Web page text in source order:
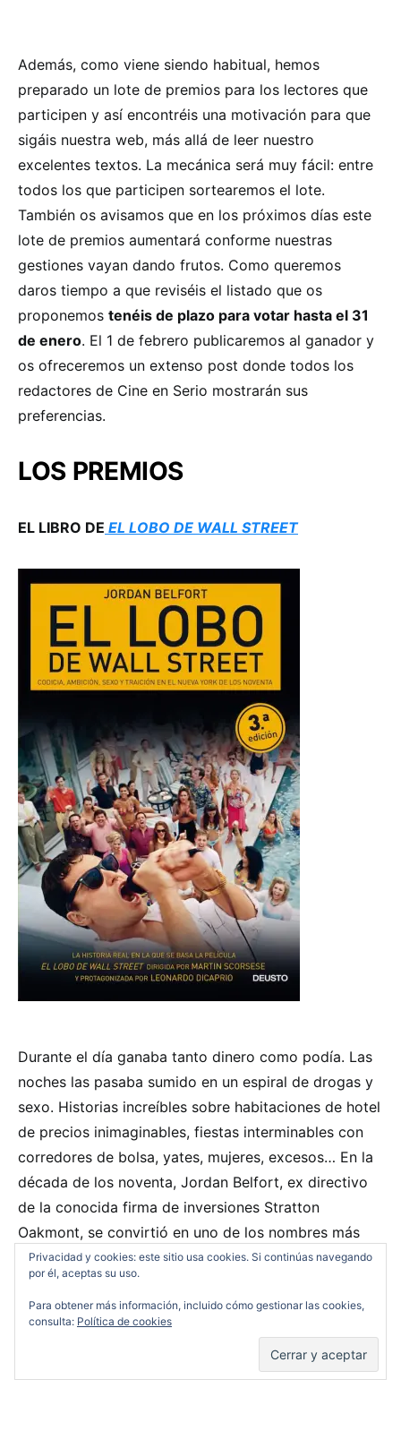
Además, como viene siendo habitual, hemos
preparado un lote de premios para los lectores que
participen y así encontréis una motivación para que
sigáis nuestra web, más allá de leer nuestro
excelentes textos. La mecánica será muy fácil: entre
todos los que participen sortearemos el lote.
También os avisamos que en los próximos días este
lote de premios aumentará conforme nuestras
gestiones vayan dando frutos. Como queremos
daros tiempo a que reviséis el listado que os
proponemos tenéis de plazo para votar hasta el 31
de enero. El 1 de febrero publicaremos al ganador y
os ofreceremos un extenso post donde todos los
redactores de Cine en Serio mostrarán sus
preferencias.
LOS PREMIOS
EL LIBRO DE EL LOBO DE WALL STREET
Durante el día ganaba tanto dinero como podía. Las
noches las pasaba sumido en un espiral de drogas y
sexo. Historias increíbles sobre habitaciones de hotel
de precios inimaginables, fiestas interminables con
corredores de bolsa, yates, mujeres, excesos… En la
década de los noventa, Jordan Belfort, ex directivo
de la conocida firma de inversiones Stratton
Oakmont, se convirtió en uno de los nombres más
infames de las finanzas estadounidenses. Ahora, en
esta sorprendente y divertida autobiografía, Belfort
narra una historia de codicia, poder y excesos que
nadie podría inventar: La suya.
Privacidad y cookies: este sitio usa cookies. Si continúas navegando
por él, aceptas su uso.
Para obtener más información, incluido cómo gestionar las cookies,
consulta: Política de cookies